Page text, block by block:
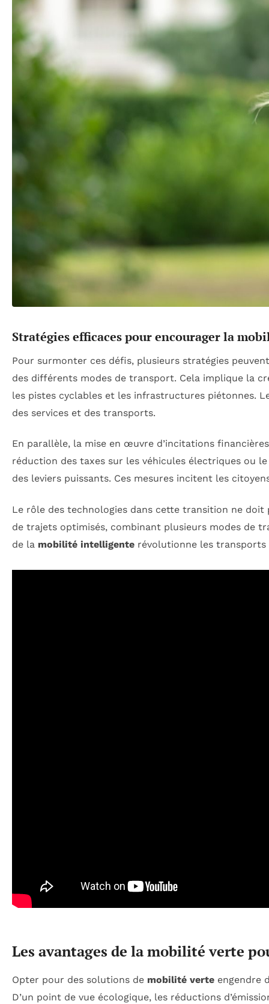
Stratégies efficaces pour encourager la
Pour surmonter ces défis, plusieurs stratégies
des différents modes de transport. Cela implique la
les pistes cyclables et les infrastructures piétonnes.
des services et des transports.
En parallèle, la mise en œuvre d’incitations
réduction des taxes sur les véhicules électriques ou
des leviers puissants. Ces mesures incitent les
Le rôle des technologies dans cette transition ne
de trajets optimisés, combinant plusieurs modes de
de la mobilité intelligente révolutionne les
Les avantages de la mobilité verte
Opter pour des solutions de mobilité verte engendre
D’un point de vue écologique, les réductions